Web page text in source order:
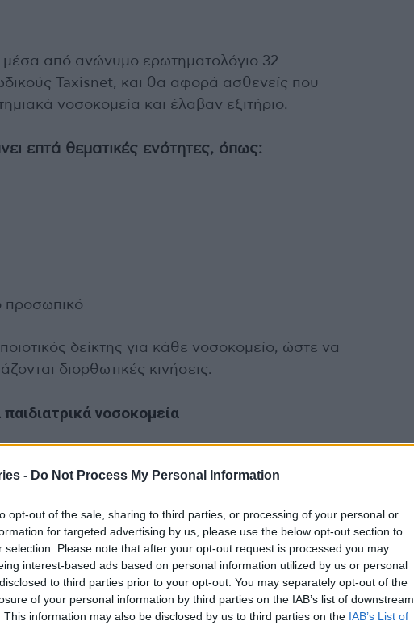
- Do Not Process My Personal Information
opt-out of the sale, sharing to third parties, or processing of your personal or
for targeted advertising by us, please use the below opt-out section to
selection. Please note that after your opt-out request is processed you may
interest-based ads based on personal information utilized by us or personal
to third parties prior to your opt-out. You may separately opt-out of the
of your personal information by third parties on the IAB’s list of downstream
This information may also be disclosed by us to third parties on the IAB’s List of
μέσα από ανώνυμο ερωτηματολόγιο 32
Taxisnet, και θα αφορά ασθενείς που
νοσοκομεία και έλαβαν εξιτήριο.
επτά θεματικές ενότητες, όπως:
προσωπικό
δείκτης για κάθε νοσοκομείο, ώστε να
διορθωτικές κινήσεις.
νοσοκομεία
και στα ΤΕΠ και στα παιδιατρικά
ασθενείς, ωστόσο, από τον Οκτώβριο 2025 η
(ΤΕΠ)